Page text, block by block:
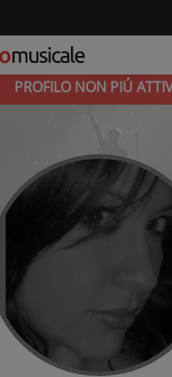
PROFILO NON PIÚ